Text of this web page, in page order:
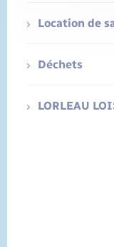
Location de
Déchets
LORLEAU